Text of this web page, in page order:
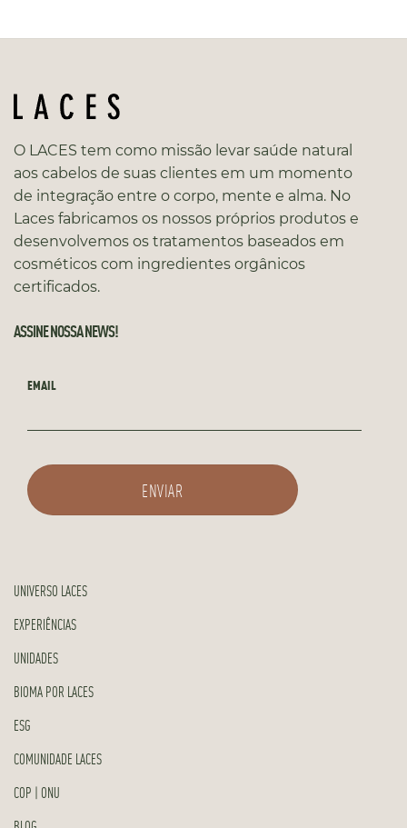
O LACES tem como missão levar saúde natural
aos cabelos de suas clientes em um momento
de integração entre o corpo, mente e alma. No
Laces fabricamos os nossos próprios produtos e
desenvolvemos os tratamentos baseados em
cosméticos com ingredientes orgânicos
certificados.
ASSINE NOSSA NEWS!
EMAIL
UNIVERSO LACES
EXPERIÊNCIAS
UNIDADES
BIOMA POR LACES
ESG
COMUNIDADE LACES
COP | ONU